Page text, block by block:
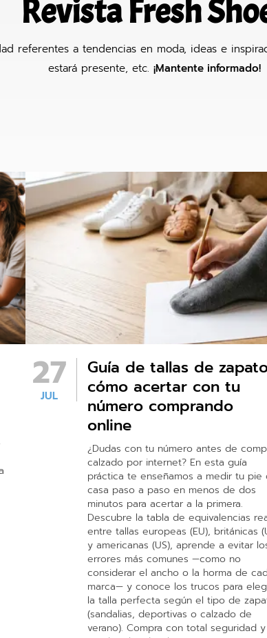
Revista Fresh
referentes a tendencias en moda, ideas e
estará presente, etc. ¡Mantente informado!
27
JUL
Guía de tallas de
cómo acertar con tu
número comprando
online
¿Dudas con tu número antes de
calzado por internet? En esta guía
práctica te enseñamos a medir tu pie
casa paso a paso en menos de dos
minutos para acertar a la primera.
Descubre la tabla de equivalencias
entre tallas europeas (EU), británicas
y americanas (US), aprende a evitar
errores más comunes —como no
considerar el ancho o la horma de
marca— y conoce los trucos para
la talla perfecta según el tipo de
(sandalias, deportivas o calzado de
verano). Compra con total seguridad